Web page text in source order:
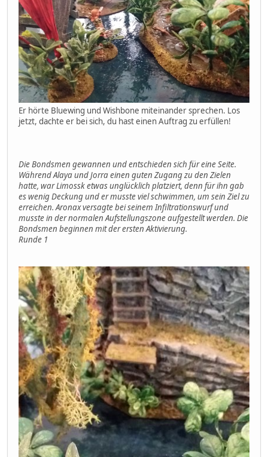
Er hörte Bluewing und Wishbone miteinander sprechen. Los
jetzt, dachte er bei sich, du hast einen Auftrag zu erfüllen!
Die Bondsmen gewannen und entschieden sich für eine Seite.
Während Alaya und Jorra einen guten Zugang zu den Zielen
hatte, war Limossk etwas unglücklich platziert, denn für ihn gab
es wenig Deckung und er musste viel schwimmen, um sein Ziel zu
erreichen. Aronax versagte bei seinem Infiltrationswurf und
musste in der normalen Aufstellungszone aufgestellt werden. Die
Bondsmen beginnen mit der ersten Aktivierung.
Runde 1